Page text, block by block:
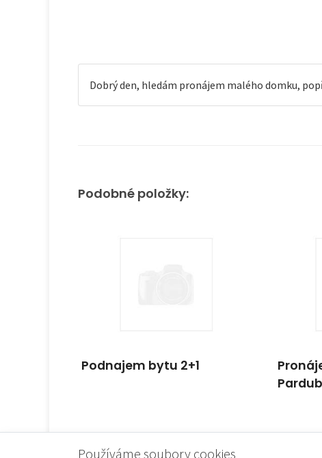
Používáme soubory cookies
Dobrý den, hledám pronájem malého domku,
Podobné položky:
Podnajem bytu 2+1